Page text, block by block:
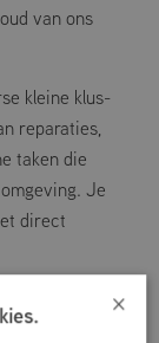
van ons
kleine klus-
reparaties,
taken die
Je
direct
het
×